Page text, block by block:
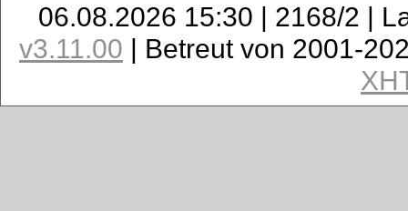
06.08.2026 15:30 | 2168/2 |
v3.11.00 | Betreut von 2001-